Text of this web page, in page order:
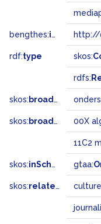
bengthes:inSet http://
rdf:type skos:
rdfs:
skos: broader
skos: broadMatch 00X
11C2
skos:inScheme gtaa:
skos:related